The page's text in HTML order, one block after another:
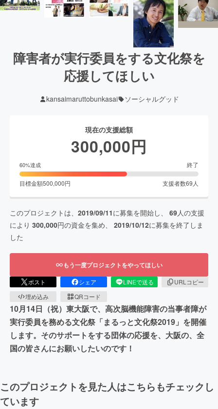
障害者が実行委員をする文化祭を
応援してほしい
kansaimaruttobunkasai ソーシャルグッド
現在の支援総額
300,000円
60%達成 終了
目標金額500,000円 支援者数69 人
このプロジェクトは、 2019/09/11に募集を開始し、 69人の支援
により 300,000円の資金を集め、 2019/10/12に募集を終了しま
した
もう一度プロジェクトをやってほしい
ポスト シェア LINEで送る
URLコピー
埋め込み
QRコード
10月14日（祝）東大阪で、高次脳機能障害の当事者障が
実行委員を務める文化祭「まるっと文化祭2019」を開催
します。そのサポートをする団体の応援を、大阪の、全
国の皆さんにお願いしたいのです！
このプロジェクトを見た人はこちらもチェックし
ています